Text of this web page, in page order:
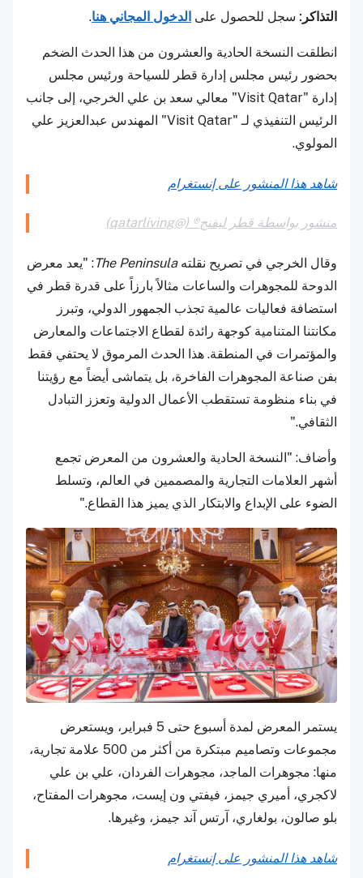
التذاكر: سجل للحصول على الدخول المجاني هنا.
انطلقت النسخة الحادية والعشرون من هذا الحدث الضخم
بحضور رئيس مجلس إدارة قطر للسياحة ورئيس مجلس
إدارة "Visit Qatar" معالي سعد بن علي الخرجي، إلى جانب
الرئيس التنفيذي لـ "Visit Qatar" المهندس عبدالعزيز علي
المولوي.
شاهد هذا المنشور على إنستغرام
منشور بواسطة قطر ليفنج® (@qatarliving)
وقال الخرجي في تصريح نقلتهThe Peninsula: "يعد معرض
الدوحة للمجوهرات والساعات مثالاً بارزاً على قدرة قطر في
استضافة فعاليات عالمية تجذب الجمهور الدولي، وتبرز
مكانتنا المتنامية كوجهة رائدة لقطاع الاجتماعات والمعارض
والمؤتمرات في المنطقة. هذا الحدث المرموق لا يحتفي فقط
بفن صناعة المجوهرات الفاخرة، بل يتماشى أيضاً مع رؤيتنا
في بناء منظومة تستقطب الأعمال الدولية وتعزز التبادل
الثقافي."
وأضاف: "النسخة الحادية والعشرون من المعرض تجمع
أشهر العلامات التجارية والمصممين في العالم، وتسلط
الضوء على الإبداع والابتكار الذي يميز هذا القطاع."
يستمر المعرض لمدة أسبوع حتى 5 فبراير، ويستعرض
مجموعات وتصاميم مبتكرة من أكثر من 500 علامة تجارية،
منها: مجوهرات الماجد، مجوهرات الفردان، علي بن علي
لاكجري، أميري جيمز، فيفتي ون إيست، مجوهرات المفتاح،
بلو صالون، بولغاري، آرتس آند جيمز، وغيرها.
شاهد هذا المنشور على إنستغرام